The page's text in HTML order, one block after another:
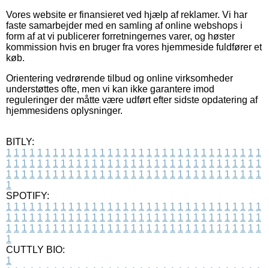
Vores website er finansieret ved hjælp af reklamer. Vi har
faste samarbejder med en samling af online webshops i
form af at vi publicerer forretningernes varer, og høster
kommission hvis en bruger fra vores hjemmeside fuldfører et
køb.
Orientering vedrørende tilbud og online virksomheder
understøttes ofte, men vi kan ikke garantere imod
reguleringer der måtte være udført efter sidste opdatering af
hjemmesidens oplysninger.
BITLY:
1 1 1 1 1 1 1 1 1 1 1 1 1 1 1 1 1 1 1 1 1 1 1 1 1 1 1 1 1 1 1 1 1
1 1 1 1 1 1 1 1 1 1 1 1 1 1 1 1 1 1 1 1 1 1 1 1 1 1 1 1 1 1 1 1 1
1 1 1 1 1 1 1 1 1 1 1 1 1 1 1 1 1 1 1 1 1 1 1 1 1 1 1 1 1 1 1 1 1
1
SPOTIFY:
1 1 1 1 1 1 1 1 1 1 1 1 1 1 1 1 1 1 1 1 1 1 1 1 1 1 1 1 1 1 1 1 1
1 1 1 1 1 1 1 1 1 1 1 1 1 1 1 1 1 1 1 1 1 1 1 1 1 1 1 1 1 1 1 1 1
1 1 1 1 1 1 1 1 1 1 1 1 1 1 1 1 1 1 1 1 1 1 1 1 1 1 1 1 1 1 1 1 1
1
CUTTLY BIO:
1